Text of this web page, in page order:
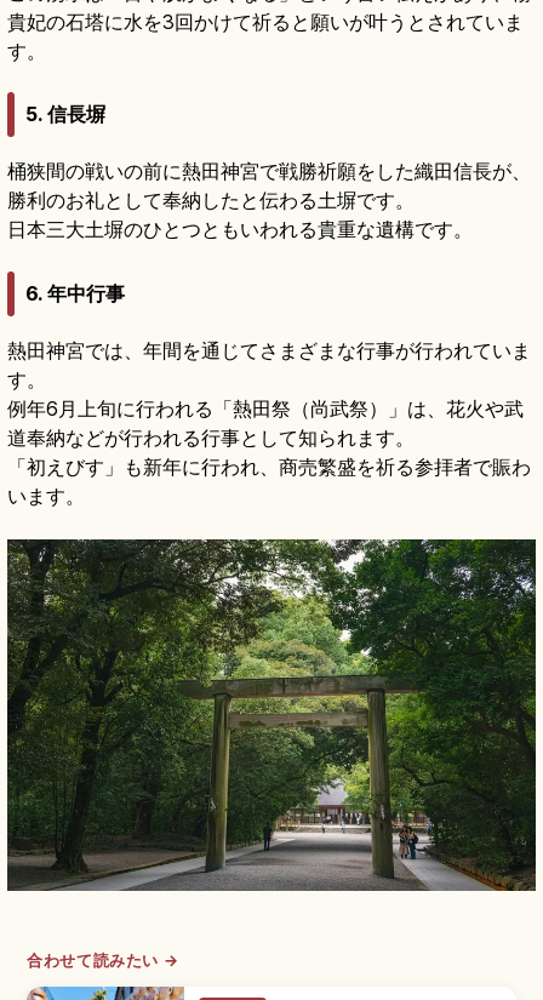
貴妃の石塔に水を3回かけて祈ると願いが叶うとされていま
す。
5. 信長塀
桶狭間の戦いの前に熱田神宮で戦勝祈願をした織田信長が、
勝利のお礼として奉納したと伝わる土塀です。
日本三大土塀のひとつともいわれる貴重な遺構です。
6. 年中行事
熱田神宮では、年間を通じてさまざまな行事が行われていま
す。
例年6月上旬に行われる「熱田祭（尚武祭）」は、花火や武
道奉納などが行われる行事として知られます。
「初えびす」も新年に行われ、商売繁盛を祈る参拝者で賑わ
います。
合わせて読みたい →